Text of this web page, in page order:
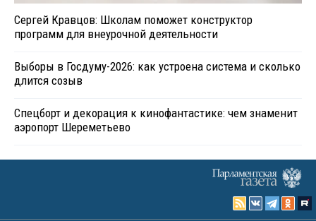
Сергей Кравцов: Школам поможет конструктор
программ для внеурочной деятельности
Выборы в Госдуму-2026: как устроена система и сколько
длится созыв
Спецборт и декорация к кинофантастике: чем знаменит
аэропорт Шереметьево